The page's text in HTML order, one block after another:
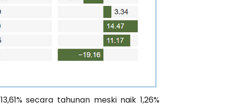
secara tahunan meski naik 1,26%